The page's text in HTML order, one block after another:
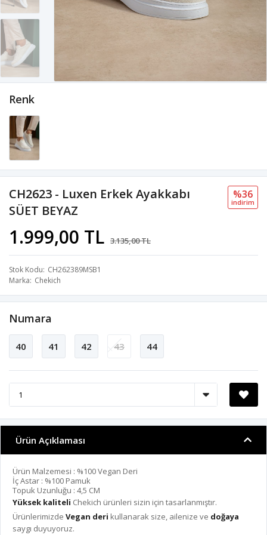
CH2623 - Luxen Erkek Ayakkabı
SÜET BEYAZ
1.999,00 TL 3.135,00 TL
%36
i̇ndi̇ri̇m
Stok Kodu CH262389MSB1
Marka Chekich
Renk
Numara
40 41 42 43 44
Ürün Açıklaması
Ürün Malzemesi : %100 Vegan Deri
İç Astar : %100 Pamuk
Topuk Uzunluğu : 4,5 CM
Yüksek kaliteli Chekich ürünleri sizin için tasarlanmıştır.
Ürünlerimizde Vegan deri kullanarak size, ailenize ve doğaya
saygı duyuyoruz.